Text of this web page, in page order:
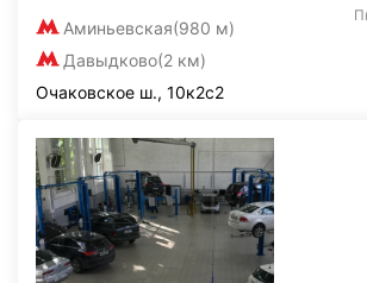
Аминьевская(980 м)
Давыдково(2 км)
Очаковское ш., 10к2с2